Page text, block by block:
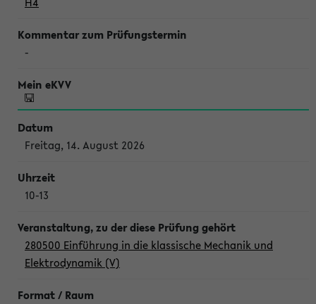
-
Freitag, 14. August 2026
10-13
280500 Einführung in die klassische Mechanik und
Elektrodynamik (V)